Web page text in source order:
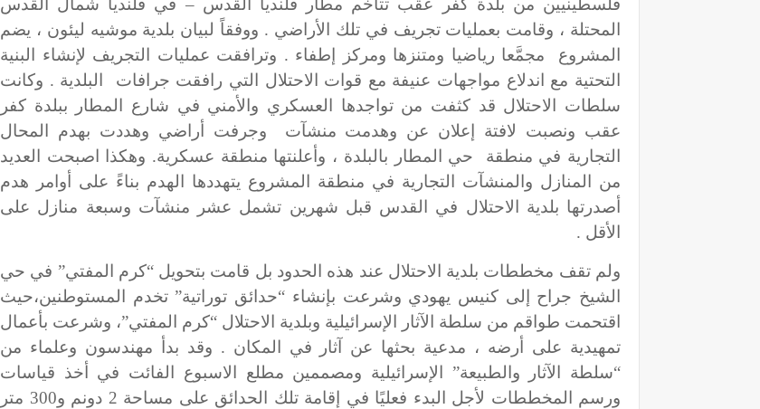
فلسطينيين من بلدة كفر عقب تتاخم مطار قلنديا القدس – في قلنديا شمال القدس
المحتلة ، وقامت بعمليات تجريف في تلك الأراضي . ووفقاً لبيان بلدية موشيه ليئون ، يضم
المشروع مجمَّعا رياضيا ومتنزها ومركز إطفاء . وترافقت عمليات التجريف لإنشاء البنية
التحتية مع اندلاع مواجهات عنيفة مع قوات الاحتلال التي رافقت جرافات البلدية . وكانت
سلطات الاحتلال قد كثفت من تواجدها العسكري والأمني في شارع المطار ببلدة كفر
عقب ونصبت لافتة إعلان عن وهدمت منشآت وجرفت أراضي وهددت بهدم المحال
التجارية في منطقة حي المطار بالبلدة ، وأعلنتها منطقة عسكرية. وهكذا اصبحت العديد
من المنازل والمنشآت التجارية في منطقة المشروع يتهددها الهدم بناءً على أوامر هدم
أصدرتها بلدية الاحتلال في القدس قبل شهرين تشمل عشر منشآت وسبعة منازل على
الأقل .
ولم تقف مخططات بلدية الاحتلال عند هذه الحدود بل قامت بتحويل “كرم المفتي” في حي
الشيخ جراح إلى كنيس يهودي وشرعت بإنشاء “حدائق توراتية” تخدم المستوطنين،حيث
اقتحمت طواقم من سلطة الآثار الإسرائيلية وبلدية الاحتلال “كرم المفتي”، وشرعت بأعمال
تمهيدية على أرضه ، مدعية بحثها عن آثار في المكان . وقد بدأ مهندسون وعلماء من
“سلطة الآثار والطبيعة” الإسرائيلية ومصممين مطلع الاسبوع الفائت في أخذ قياسات
ورسم المخططات لأجل البدء فعليًا في إقامة تلك الحدائق على مساحة 2 دونم و300 متر